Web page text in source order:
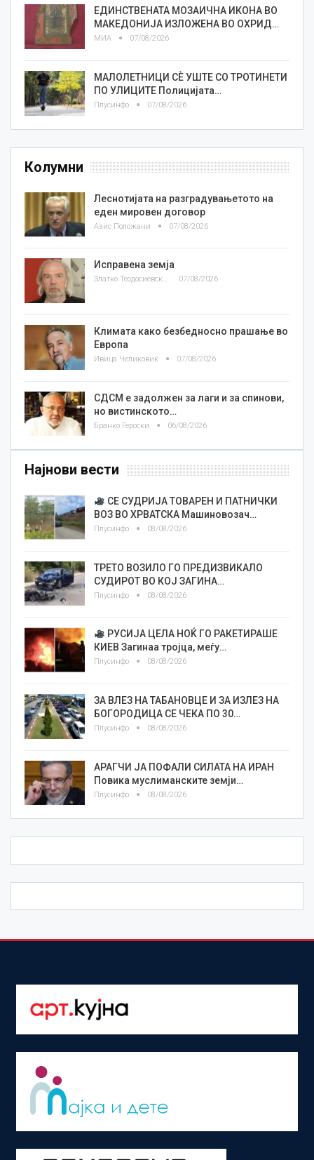
ЕДИНСТВЕНАТА МОЗАИЧНА ИКОНА ВО
МАКЕДОНИЈА ИЗЛОЖЕНА ВО ОХРИД…
МИА 07/08/2026
МАЛОЛЕТНИЦИ СÈ УШТЕ СО ТРОТИНЕТИ
ПО УЛИЦИТЕ Полицијата…
Плусинфо 07/08/2026
Колумни
Леснотијата на разградувањетото на
еден мировен договор
Азис Положани 07/08/2026
Исправена земја
Златко Теодосиевски 07/08/2026
Климата како безбедносно прашање во
Европа
Ивица Челиковиќ 07/08/2026
СДСМ е задолжен за лаги и за спинови,
но вистинското…
Бранко Героски 06/08/2026
Најнови вести
СЕ СУДРИЈА ТОВАРЕН И ПАТНИЧКИ
ВОЗ ВО ХРВАТСКА Машиновозач…
Плусинфо 08/08/2026
ТРЕТО ВОЗИЛО ГО ПРЕДИЗВИКАЛО
СУДИРОТ ВО КОЈ ЗАГИНА…
Плусинфо 08/08/2026
РУСИЈА ЦЕЛА НОЌ ГО РАКЕТИРАШЕ
КИЕВ Загинаа тројца, меѓу…
Плусинфо 08/08/2026
ЗА ВЛЕЗ НА ТАБАНОВЦЕ И ЗА ИЗЛЕЗ НА
БОГОРОДИЦА СЕ ЧЕКА ПО 30…
Плусинфо 08/08/2026
АРАГЧИ ЈА ПОФАЛИ СИЛАТА НА ИРАН
Повика муслиманските земји…
Плусинфо 08/08/2026